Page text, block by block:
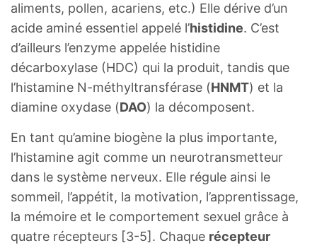
aliments, pollen, acariens, etc.) Elle dérive d’un
acide aminé essentiel appelé l’histidine. C’est
d’ailleurs l’enzyme appelée histidine
décarboxylase (HDC) qui la produit, tandis que
l’histamine N-méthyltransférase (HNMT) et la
diamine oxydase (DAO) la décomposent.
En tant qu’amine biogène la plus importante,
l’histamine agit comme un neurotransmetteur
dans le système nerveux. Elle régule ainsi le
sommeil, l’appétit, la motivation, l’apprentissage,
la mémoire et le comportement sexuel grâce à
quatre récepteurs [3-5]. Chaque récepteur